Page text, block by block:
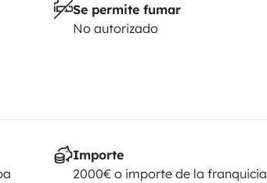
Se permite fumar
No autorizado
Importe
2000€ o importe de la franquicia